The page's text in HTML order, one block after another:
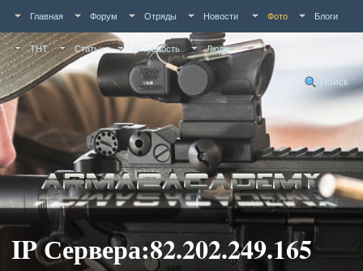
Главная Форум Отряды Новости Фото Блоги
ТНТ Статьи Активность Люди
Поиск
IP Сервера:82.202.249.165